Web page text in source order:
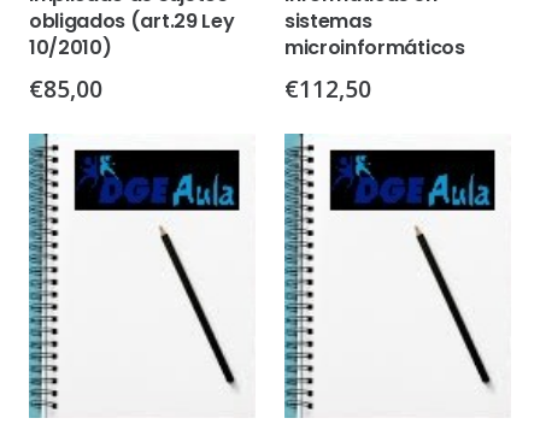
obligados (art.29 Ley
10/2010)
€85,00
sistemas
microinformáticos
€112,50